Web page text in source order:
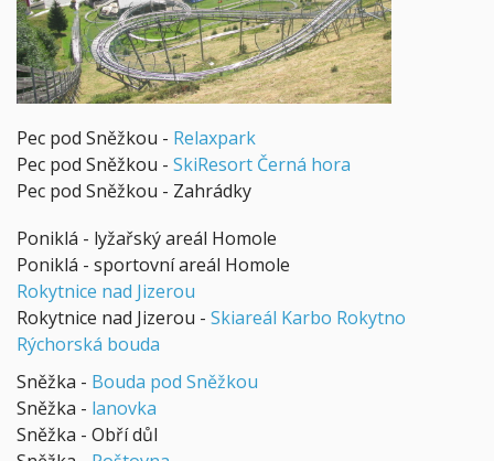
Pec pod Sněžkou - Relaxpark
Pec pod Sněžkou - SkiResort Černá hora
Pec pod Sněžkou - Zahrádky
Poniklá - lyžařský areál Homole
Poniklá - sportovní areál Homole
Rokytnice nad Jizerou
Rokytnice nad Jizerou - Skiareál Karbo Rokytno
Rýchorská bouda
Sněžka - Bouda pod Sněžkou
Sněžka - lanovka
Sněžka - Obří důl